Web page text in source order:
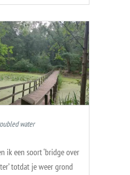
water
ik een soort ‘bridge over
totdat je weer grond